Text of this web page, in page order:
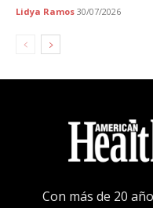
Lidya Ramos 30/07/2026
Con más de 20